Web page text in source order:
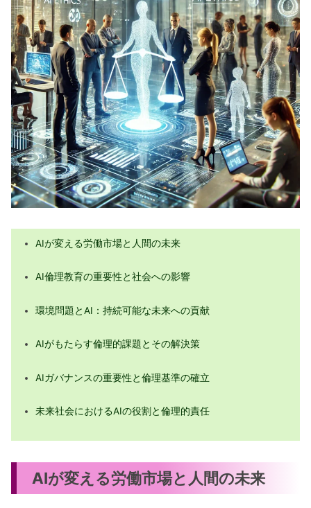
AIが変える労働市場と人間の未来
AI倫理教育の重要性と社会への影響
環境問題とAI：持続可能な未来への貢献
AIがもたらす倫理的課題とその解決策
AIガバナンスの重要性と倫理基準の確立
未来社会におけるAIの役割と倫理的責任
AIが変える労働市場と人間の未来